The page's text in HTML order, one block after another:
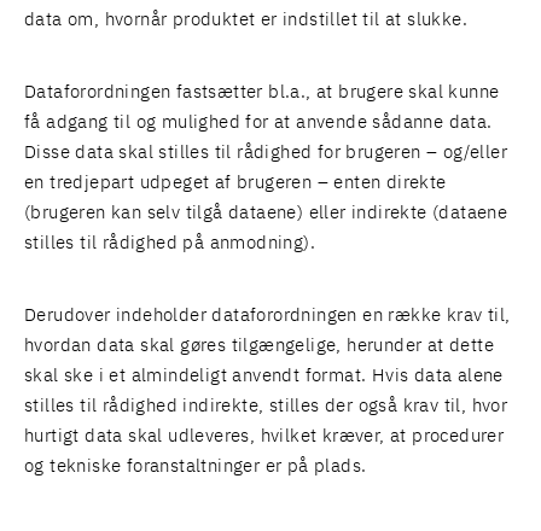
data om, hvornår produktet er indstillet til at slukke.
Dataforordningen fastsætter bl.a., at brugere skal kunne
få adgang til og mulighed for at anvende sådanne data.
Disse data skal stilles til rådighed for brugeren – og/eller
en tredjepart udpeget af brugeren – enten direkte
(brugeren kan selv tilgå dataene) eller indirekte (dataene
stilles til rådighed på anmodning).
Derudover indeholder dataforordningen en række krav til,
hvordan data skal gøres tilgængelige, herunder at dette
skal ske i et almindeligt anvendt format. Hvis data alene
stilles til rådighed indirekte, stilles der også krav til, hvor
hurtigt data skal udleveres, hvilket kræver, at procedurer
og tekniske foranstaltninger er på plads.